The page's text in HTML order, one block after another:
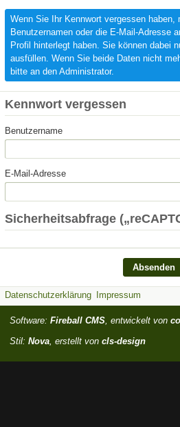
Wenn Sie Ihr Kennwort vergessen haben,
Benutzernamen oder die E-Mail-Adresse
Profil hinterlegt haben. Sie können dabei
ausfüllen. Wenn Sie beide Daten nicht
bitte an den Administrator.
Kennwort vergessen
Benutzername
E-Mail-Adresse
Sicherheitsabfrage
Datenschutzerklärung Impressum
Software: Fireball CMS, entwickelt von
Stil: Nova, erstellt von cls-design